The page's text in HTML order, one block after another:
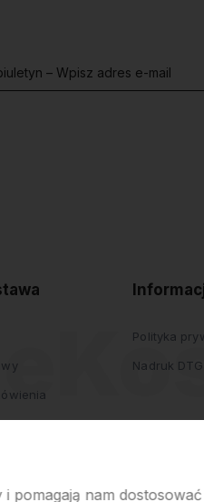
– Wpisz adres e-mail
Polityka
Nadruk DTG
pomagają nam